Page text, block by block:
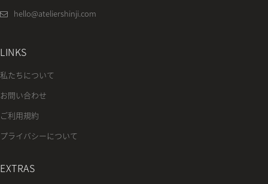
hello@ateliershinji.com
LINKS
私たちについて
お問い合わせ
ご利用規約
プライバシーについて
EXTRAS